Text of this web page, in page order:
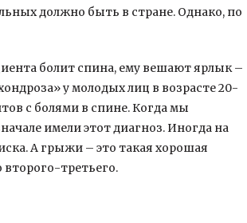
должно быть в стране. Однако, по
болит спина, ему вешают ярлык –
у молодых лиц в возрасте 20-
с болями в спине. Когда мы
имели этот диагноз. Иногда на
А грыжи – это такая хорошая
третьего.